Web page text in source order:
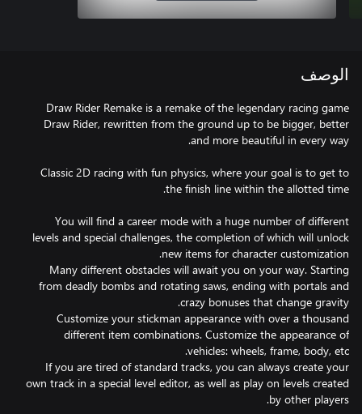
الوصف
Draw Rider Remake is a remake of the legendary racing game
Draw Rider, rewritten from the ground up to be bigger, better
Classic 2D racing with fun physics, where your goal is to get to
You will find a career mode with a huge number of different
levels and special challenges, the completion of which will unlock
Many different obstacles will await you on your way. Starting
from deadly bombs and rotating saws, ending with portals and
Customize your stickman appearance with over a thousand
different item combinations. Customize the appearance of
If you are tired of standard tracks, you can always create your
own track in a special level editor, as well as play on levels created